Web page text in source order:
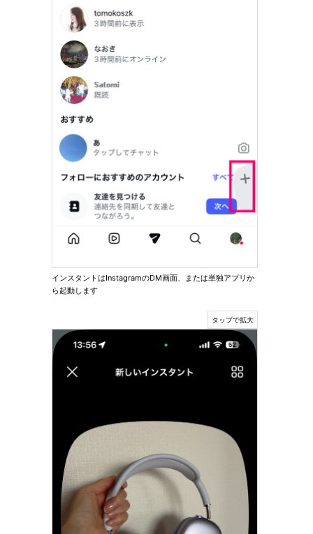
インスタントはInstagramのDM画面、または単独アプリか
ら起動します